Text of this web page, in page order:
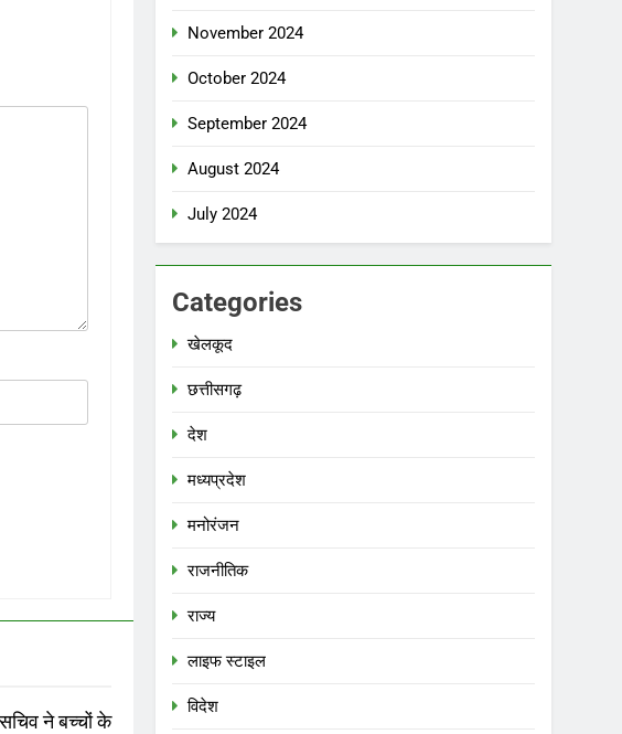
ने बच्चों के
November 2024
October 2024
September 2024
August 2024
July 2024
Categories
खेलकूद
छत्तीसगढ़
देश
मध्‍यप्रदेश
मनोरंजन
राजनीतिक
राज्य
लाइफ स्टाइल
विदेश